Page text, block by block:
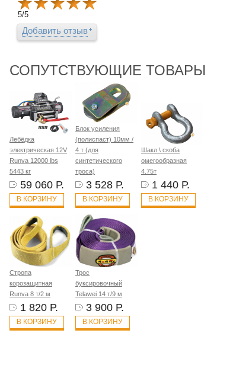
5/5
Добавить отзыв
СОПУТСТВУЮЩИЕ ТОВАРЫ
Лебёдка
электрическая 12V
Runva 12000 lbs
5443 кг
59 060 Р.
В КОРЗИНУ
Блок усиления
(полиспаст) 10мм /
4 т (для
синтетического
троса)
3 528 Р.
В КОРЗИНУ
Шакл \ скоба
омегообразная
4.75т
1 440 Р.
В КОРЗИНУ
Стропа
корозащитная
Runva 8 т/2 м
1 820 Р.
В КОРЗИНУ
Трос
буксировочный
Telawei 14 т/9 м
3 900 Р.
В КОРЗИНУ